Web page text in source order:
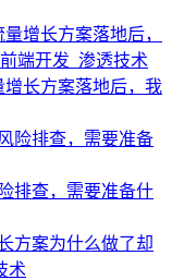
增长方案落地后，我
排查，需要准备什